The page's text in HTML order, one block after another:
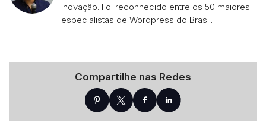
inovação. Foi reconhecido entre os 50 maiores
especialistas de Wordpress do Brasil.
Compartilhe nas Redes